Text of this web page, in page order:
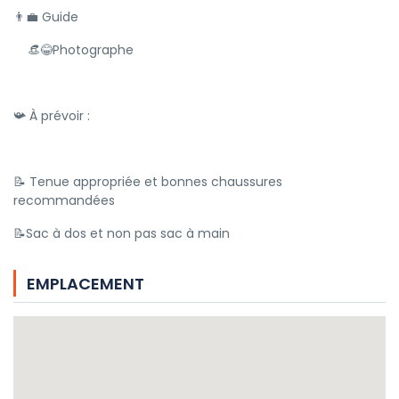
👨‍💼 Guide
👒😂Photographe
📯 À prévoir :
📝 Tenue appropriée et bonnes chaussures
recommandées
📝Sac à dos et non pas sac à main
EMPLACEMENT